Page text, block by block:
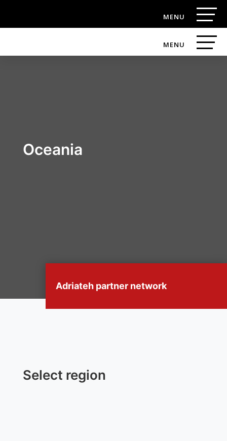
Oceania
Adriateh partner network
Select region